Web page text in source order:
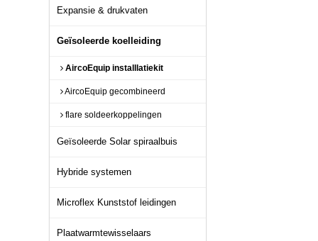
Expansie & drukvaten
Geïsoleerde koelleiding
AircoEquip installlatiekit
AircoEquip gecombineerd
flare soldeerkoppelingen
Geïsoleerde Solar spiraalbuis
Hybride systemen
Microflex Kunststof leidingen
Plaatwarmtewisselaars